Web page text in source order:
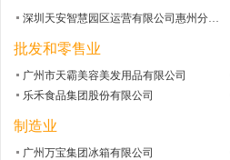
深圳天安智慧园区运营有限公司惠州分公司
批发和零售业
广州市天霸美容美发用品有限公司
乐禾食品集团股份有限公司
制造业
广州万宝集团冰箱有限公司